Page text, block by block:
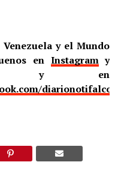
y el Mundo
en Instagramy
en